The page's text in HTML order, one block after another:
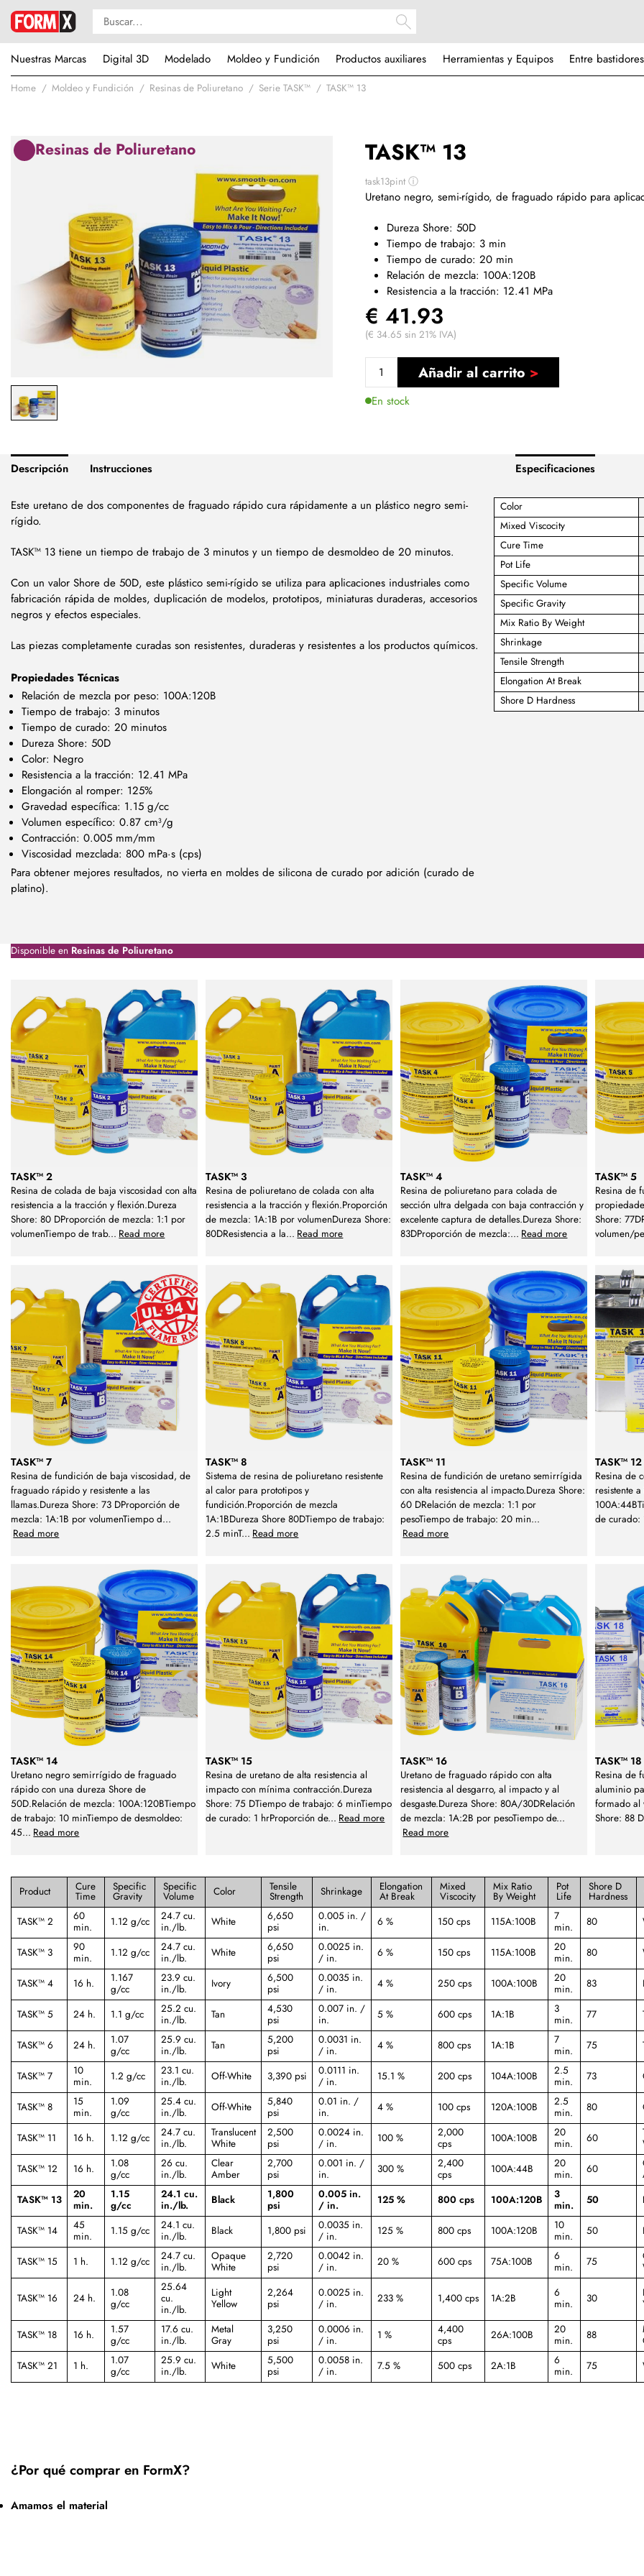
Nuestras Marcas
Digital 3D Modelado Moldeo y Fundición Productos auxiliares Herramientas y Equipos Entre bastidores
Home Moldeo y Fundición Resinas de Poliuretano Serie TASK™ TASK™ 13
TASK™ 13
task13pint ⓘ
Resinas de Poliuretano
Uretano negro, semi-rígido, de fraguado rápido para
Dureza Shore: 50D
Tiempo de trabajo: 3 min
Tiempo de curado: 20 min
Relación de mezcla: 100A:120B
Resistencia a la tracción: 12.41 MPa
€ 41.93
(€ 34.65 sin 21% IVA)
Añadir al carrito
En stock
Descripción Instrucciones Especificaciones
Este uretano de dos componentes de fraguado rápido cura rápidamente a un plástico negro semi-
rígido.
TASK™ 13 tiene un tiempo de trabajo de 3 minutos y un tiempo de desmoldeo de 20 minutos.
Con un valor Shore de 50D, este plástico semi-rígido se utiliza para aplicaciones industriales como
fabricación rápida de moldes, duplicación de modelos, prototipos, miniaturas duraderas, accesorios
negros y efectos especiales.
Las piezas completamente curadas son resistentes, duraderas y resistentes a los productos químicos.
Propiedades Técnicas
Relación de mezcla por peso: 100A:120B
Tiempo de trabajo: 3 minutos
Tiempo de curado: 20 minutos
Dureza Shore: 50D
Color: Negro
Resistencia a la tracción: 12.41 MPa
Elongación al romper: 125%
Gravedad específica: 1.15 g/cc
Volumen específico: 0.87 cm³/g
Contracción: 0.005 mm/mm
Viscosidad mezclada: 800 mPa·s (cps)
Para obtener mejores resultados, no vierta en moldes de silicona de curado por adición (curado de
platino).
Color
Mixed Viscocity
Cure Time
Pot Life
Specific Volume
Specific Gravity
Mix Ratio By Weight
Shrinkage
Tensile Strength
Elongation At Break
Shore D Hardness
Disponible en Resinas de Poliuretano
TASK™ 2
Resina de colada de baja viscosidad con alta
resistencia a la tracción y flexión.Dureza
Shore: 80 DProporción de mezcla: 1:1 por
volumenTiempo de trab... Read more
TASK™ 3
Resina de poliuretano de colada con alta
resistencia a la tracción y flexión.Proporción
de mezcla: 1A:1B por volumenDureza Shore:
80DResistencia a la... Read more
TASK™ 4
Resina de poliuretano para colada de
sección ultra delgada con baja contracción y
excelente captura de detalles.Dureza Shore:
83DProporción de mezcla:... Read more
TASK™ 5
Resina de
Shore:
volumen/
TASK™ 7
Resina de fundición de baja viscosidad, de
fraguado rápido y resistente a las
llamas.Dureza Shore: 73 DProporción de
mezcla: 1A:1B por volumenTiempo d...
Read more
TASK™ 8
Sistema de resina de poliuretano resistente
al calor para prototipos y
fundición.Proporción de mezcla
1A:1BDureza Shore 80DTiempo de trabajo:
2.5 minT... Read more
TASK™ 11
Resina de fundición de uretano semirrígida
con alta resistencia al impacto.Dureza Shore:
60 DRelación de mezcla: 1:1 por
pesoTiempo de trabajo: 20 min...
Read more
TASK™ 12
Resina de
resistente
de curado:
TASK™ 14
Uretano negro semirrígido de fraguado
rápido con una dureza Shore de
50D.Relación de mezcla: 100A:120BTiempo
de trabajo: 10 minTiempo de desmoldeo:
45... Read more
TASK™ 15
Resina de uretano de alta resistencia al
impacto con mínima contracción.Dureza
Shore: 75 DTiempo de trabajo: 6 minTiempo
de curado: 1 hrProporción de... Read more
TASK™ 16
Uretano de fraguado rápido con alta
resistencia al desgarro, al impacto y al
desgaste.Dureza Shore: 80A/30DRelación
de mezcla: 1A:2B por pesoTiempo de...
Read more
TASK™ 18
Resina de
aluminio
formado al
Shore: 88
Product Cure
Time
Specific
Gravity
Specific
Volume Color Tensile
Strength Shrinkage Elongation
At Break
Mixed
Viscocity
Mix Ratio
By Weight
Pot
Life
Shore D
Hardness
TASK™ 2
60
min.
1.12 g/cc
24.7 cu.
in./lb.
White
6,650
psi
0.005 in. /
in.
6 % 150 cps 115A:100B
7
min.
80
TASK™ 3
90
min.
1.12 g/cc
24.7 cu.
in./lb.
White
6,650
psi
0.0025 in.
/ in.
6 % 150 cps 115A:100B
20
min.
80
TASK™ 4 16 h.
1.167
g/cc
23.9 cu.
in./lb.
Ivory
6,500
psi
0.0035 in.
/ in.
4 % 250 cps 100A:100B
20
min.
83
TASK™ 5 24 h. 1.1 g/cc
25.2 cu.
in./lb.
Tan
4,530
psi
0.007 in. /
in.
5 % 600 cps 1A:1B
3
min.
77
TASK™ 6 24 h.
1.07
g/cc
25.9 cu.
in./lb.
Tan
5,200
psi
0.0031 in.
/ in.
4 % 800 cps 1A:1B
7
min.
75
TASK™ 7
10
min.
1.2 g/cc
23.1 cu.
in./lb.
Off-White 3,390 psi
0.0111 in.
/ in.
15.1 % 200 cps 104A:100B
2.5
min.
73
TASK™ 8
15
min.
1.09
g/cc
25.4 cu.
in./lb.
Off-White
5,840
psi
0.01 in. /
in.
4 % 100 cps 120A:100B
2.5
min.
80
TASK™ 11 16 h. 1.12 g/cc
24.7 cu.
in./lb.
Translucent
White
2,500
psi
0.0024 in.
/ in.
100 %
2,000
cps
100A:100B
20
min.
60
TASK™ 12 16 h.
1.08
g/cc
26 cu.
in./lb.
Clear
Amber
2,700
psi
0.001 in. /
in.
300 %
2,400
cps
100A:44B
20
min.
60
TASK™ 13
20
min.
1.15
g/cc
24.1 cu.
in./lb.
Black
1,800
psi
0.005 in.
/ in.
125 % 800 cps 100A:120B
3
min.
50
TASK™ 14
45
min.
1.15 g/cc
24.1 cu.
in./lb.
Black 1,800 psi
0.0035 in.
/ in.
125 % 800 cps 100A:120B
10
min.
50
TASK™ 15 1 h. 1.12 g/cc
24.7 cu.
in./lb.
Opaque
White
2,720
psi
0.0042 in.
/ in.
20 % 600 cps 75A:100B
6
min.
75
TASK™ 16 24 h.
1.08
g/cc
25.64
cu.
in./lb.
Light
Yellow
2,264
psi
0.0025 in.
/ in.
233 % 1,400 cps 1A:2B
6
min.
30
TASK™ 18 16 h.
1.57
g/cc
17.6 cu.
in./lb.
Metal
Gray
3,250
psi
0.0006 in.
/ in.
1 %
4,400
cps
26A:100B
20
min.
88
TASK™ 21 1 h.
1.07
g/cc
25.9 cu.
in./lb.
White
5,500
psi
0.0058 in.
/ in.
7.5 % 500 cps 2A:1B
6
min.
75
¿Por qué comprar en FormX?
Amamos el material